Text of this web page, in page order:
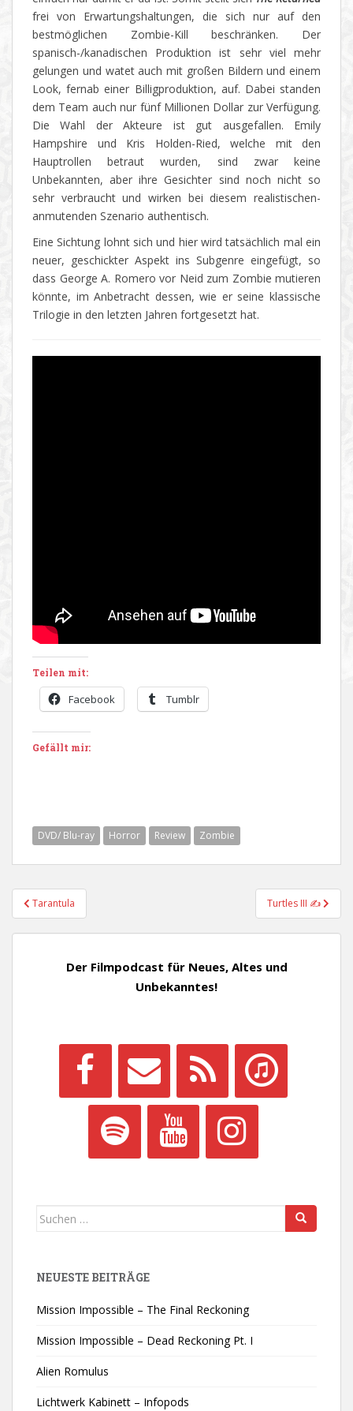
frei von Erwartungshaltungen, die sich nur auf den
bestmöglichen Zombie-Kill beschränken. Der
spanisch-/kanadischen Produktion ist sehr viel mehr
gelungen und watet auch mit großen Bildern und einem
Look, fernab einer Billigproduktion, auf. Dabei standen
dem Team auch nur fünf Millionen Dollar zur Verfügung.
Die Wahl der Akteure ist gut ausgefallen. Emily
Hampshire und Kris Holden-Ried, welche mit den
Hauptrollen betraut wurden, sind zwar keine
Unbekannten, aber ihre Gesichter sind noch nicht so
sehr verbraucht und wirken bei diesem realistischen-
anmutenden Szenario authentisch.
Eine Sichtung lohnt sich und hier wird tatsächlich mal ein
neuer, geschickter Aspekt ins Subgenre eingefügt, so
dass George A. Romero vor Neid zum Zombie mutieren
könnte, im Anbetracht dessen, wie er seine klassische
Trilogie in den letzten Jahren fortgesetzt hat.
Teilen mit:
Facebook Tumblr
Gefällt mir:
DVD/ Blu-ray Horror Review Zombie
Beitragsnavigation
Tarantula Turtles III ✍
Der Filmpodcast für Neues, Altes und
Unbekanntes!
Suchen
NEUESTE BEITRÄGE
Mission Impossible – The Final Reckoning
Mission Impossible – Dead Reckoning Pt. I
Alien Romulus
Lichtwerk Kabinett – Infopods